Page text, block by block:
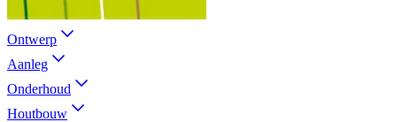
Ontwerp
Aanleg
Onderhoud
Houtbouw